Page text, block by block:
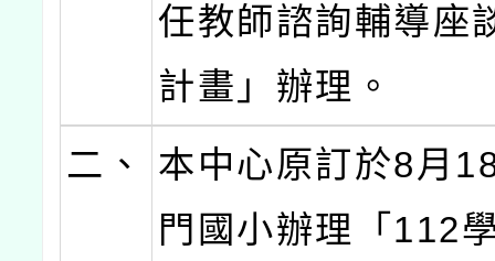
任教師諮詢輔導座
計畫」辦理。
二、
本中心原訂於8月
門國小辦理「112